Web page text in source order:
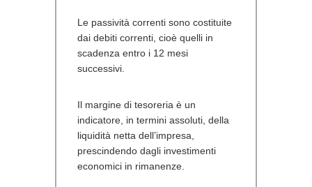
Le passività correnti sono costituite
dai debiti correnti, cioè quelli in
scadenza entro i 12 mesi
successivi.
Il margine di tesoreria è un
indicatore, in termini assoluti, della
liquidità netta dell’impresa,
prescindendo dagli investimenti
economici in rimanenze.